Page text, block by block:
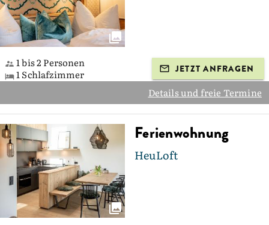
1 bis 2 Personen
1 Schlafzimmer
JETZT ANFRAGEN
Details und freie Termine
Ferienwohnung
HeuLoft